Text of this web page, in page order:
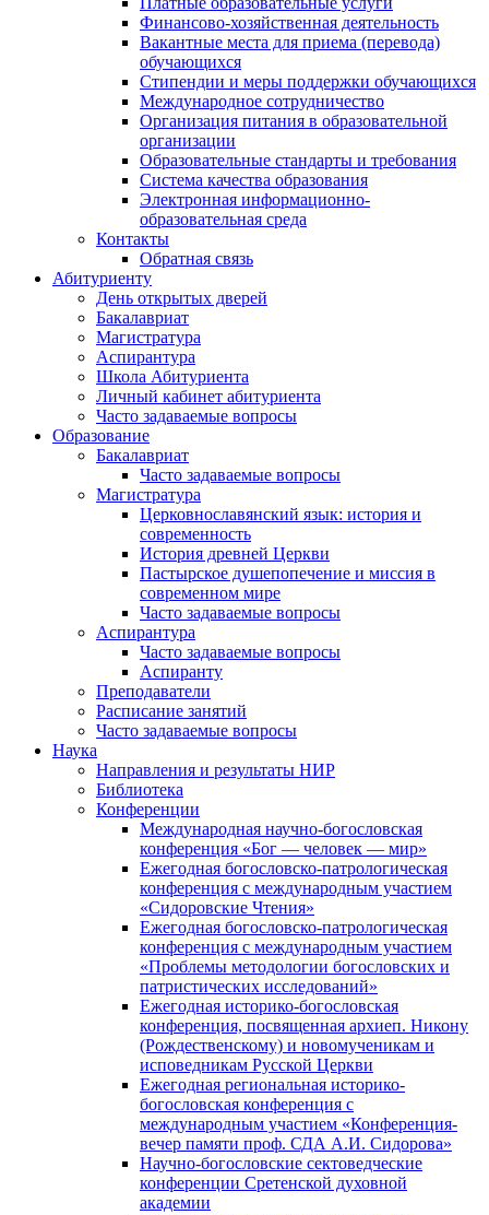
Финансово-хозяйственная деятельность
Вакантные места для приема (перевода)
обучающихся
Стипендии и меры поддержки обучающихся
Международное сотрудничество
Организация питания в образовательной
организации
Образовательные стандарты и требования
Система качества образования
Электронная информационно-
образовательная среда
Контакты
Обратная связь
Абитуриенту
День открытых дверей
Бакалавриат
Магистратура
Аспирантура
Школа Абитуриента
Личный кабинет абитуриента
Часто задаваемые вопросы
Образование
Бакалавриат
Часто задаваемые вопросы
Магистратура
Церковнославянский язык: история и
современность
История древней Церкви
Пастырское душепопечение и миссия в
современном мире
Часто задаваемые вопросы
Аспирантура
Часто задаваемые вопросы
Аспиранту
Преподаватели
Расписание занятий
Часто задаваемые вопросы
Наука
Направления и результаты НИР
Библиотека
Конференции
Международная научно-богословская
конференция «Бог — человек — мир»
Ежегодная богословско-патрологическая
конференция с международным участием
«Сидоровские Чтения»
Ежегодная богословско-патрологическая
конференция с международным участием
«Проблемы методологии богословских и
патристических исследований»
Ежегодная историко-богословская
конференция, посвященная архиеп. Никону
(Рождественскому) и новомученикам и
исповедникам Русской Церкви
Ежегодная региональная историко-
богословская конференция с
международным участием «Конференция-
вечер памяти проф. СДА А.И. Сидорова»
Научно-богословские сектоведческие
конференции Сретенской духовной
академии